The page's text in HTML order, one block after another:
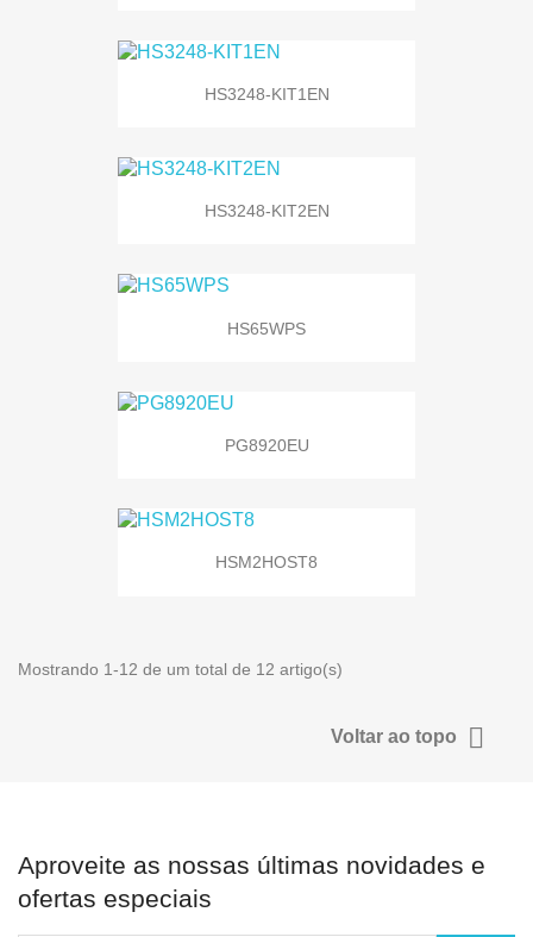
HS3248-KIT1EN
HS3248-KIT2EN
HS65WPS
PG8920EU
HSM2HOST8
Mostrando 1-12 de um total de 12 artigo(s)
Voltar ao topo 
Aproveite as nossas últimas novidades e
ofertas especiais